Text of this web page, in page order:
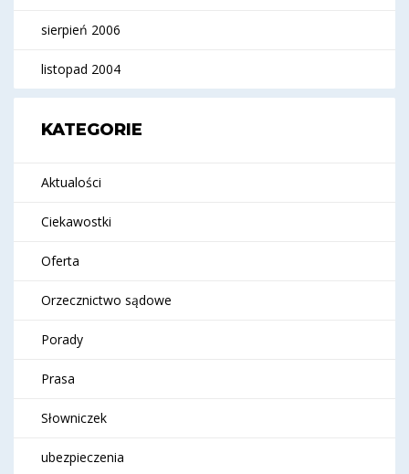
sierpień 2006
listopad 2004
KATEGORIE
Aktualości
Ciekawostki
Oferta
Orzecznictwo sądowe
Porady
Prasa
Słowniczek
ubezpieczenia